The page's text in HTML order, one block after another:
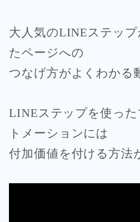
大人気のLINEステッ
たページへの
つなげ方がよくわかる
LINEステップを使っ
トメーションには
付加価値を付ける方法